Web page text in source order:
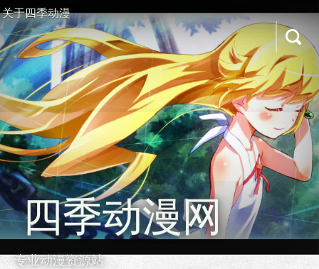
关于四季动漫
四季动漫网
专业动漫资源站